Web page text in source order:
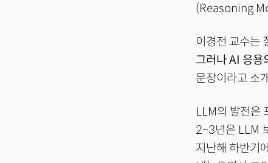
(Reasoning
이경전 교수는
그러나 AI 응용
문장이라고 소
LLM의 발전은
2~3년은 LLM
지난해 하반기